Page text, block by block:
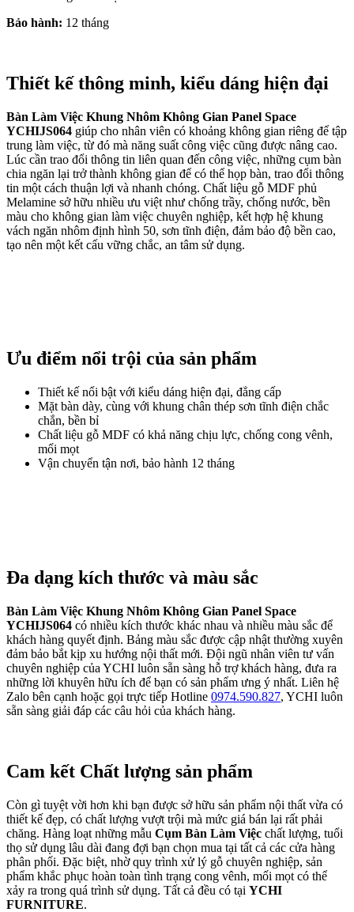
Bảo hành: 12 tháng
Thiết kế thông minh, kiểu dáng hiện đại
Bàn Làm Việc Khung Nhôm Không Gian Panel Space
YCHIJS064 giúp cho nhân viên có khoảng không gian riêng để tập
trung làm việc, từ đó mà năng suất công việc cũng được nâng cao.
Lúc cần trao đổi thông tin liên quan đến công việc, những cụm bàn
chia ngăn lại trở thành không gian để có thể họp bàn, trao đổi thông
tin một cách thuận lợi và nhanh chóng. Chất liệu gỗ MDF phủ
Melamine sở hữu nhiều ưu việt như chống trầy, chống nước, bền
màu cho không gian làm việc chuyên nghiệp, kết hợp hệ khung
vách ngăn nhôm định hình 50, sơn tĩnh điện, đảm bảo độ bền cao,
tạo nên một kết cấu vững chắc, an tâm sử dụng.
Ưu điểm nổi trội của sản phẩm
Thiết kế nổi bật với kiểu dáng hiện đại, đẳng cấp
Mặt bàn dày, cùng với khung chân thép sơn tĩnh điện chắc
chắn, bền bỉ
Chất liệu gỗ MDF có khả năng chịu lực, chống cong vênh,
mối mọt
Vận chuyển tận nơi, bảo hành 12 tháng
Đa dạng kích thước và màu sắc
Bàn Làm Việc Khung Nhôm Không Gian Panel Space
YCHIJS064 có nhiều kích thước khác nhau và nhiều màu sắc để
khách hàng quyết định. Bảng màu sắc được cập nhật thường xuyên
đảm bảo bắt kịp xu hướng nội thất mới. Đội ngũ nhân viên tư vấn
chuyên nghiệp của YCHI luôn sẵn sàng hỗ trợ khách hàng, đưa ra
những lời khuyên hữu ích để bạn có sản phẩm ưng ý nhất. Liên hệ
Zalo bên cạnh hoặc gọi trực tiếp Hotline 0974.590.827, YCHI luôn
sẵn sàng giải đáp các câu hỏi của khách hàng.
Cam kết Chất lượng sản phẩm
Còn gì tuyệt vời hơn khi bạn được sở hữu sản phẩm nội thất vừa có
thiết kế đẹp, có chất lượng vượt trội mà mức giá bán lại rất phải
chăng. Hàng loạt những mẫu Cụm Bàn Làm Việc chất lượng, tuổi
thọ sử dụng lâu dài đang đợi bạn chọn mua tại tất cả các cửa hàng
phân phối. Đặc biệt, nhờ quy trình xử lý gỗ chuyên nghiệp, sản
phẩm khắc phục hoàn toàn tình trạng cong vênh, mối mọt có thể
xảy ra trong quá trình sử dụng. Tất cả đều có tại YCHI
FURNITURE.